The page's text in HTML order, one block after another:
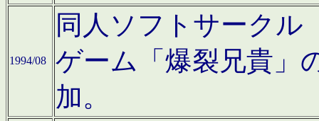
1994/08
同人ソフトサークル
ゲーム「爆裂兄貴」
加。